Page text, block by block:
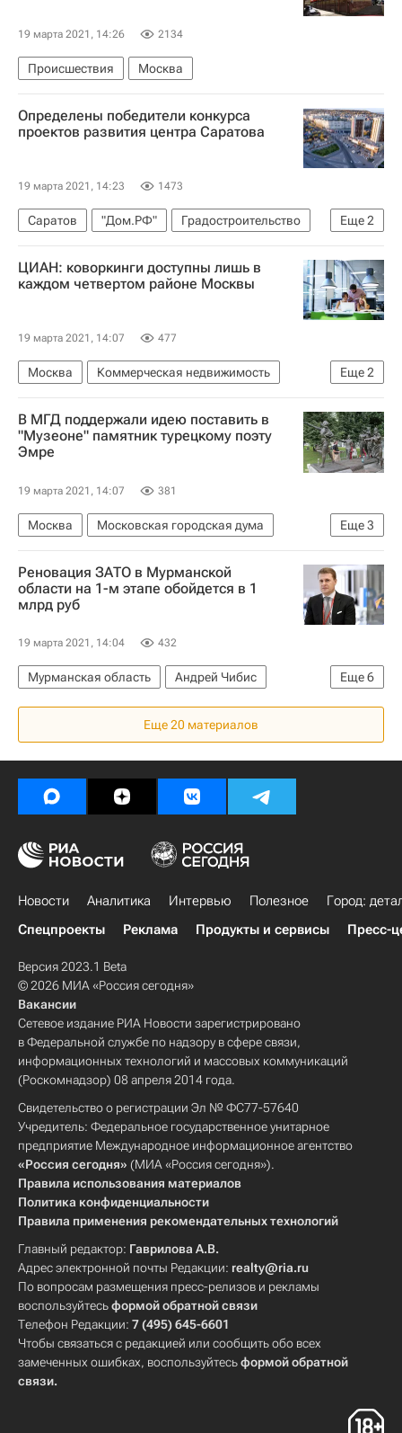
19 марта 2021, 14:26 2134
Происшествия Москва
Определены победители конкурса
проектов развития центра Саратова
19 марта 2021, 14:23 1473
Еще2
Саратов "Дом.РФ"
Градостроительство
Нидерланды
Городская среда
ЦИАН: коворкинги доступны лишь в
каждом четвертом районе Москвы
19 марта 2021, 14:07 477
Еще2
Москва
Коммерческая недвижимость
Циан Групп
Коворкинги
В МГД поддержали идею поставить в
"Музеоне" памятник турецкому поэту
Эмре
19 марта 2021, 14:07 381
Еще3
Москва
Московская городская дума
Музеон
Турция Памятники
Реновация ЗАТО в Мурманской
области на 1-м этапе обойдется в 1
млрд руб
19 марта 2021, 14:04 432
Еще6
Мурманская область
Андрей Чибис
Алексей Чекунков
Реновация
Оленегорск
Жилье Строительство
Еще 20 материалов
Новости Аналитика Интервью Полезное
Город:
Спецпроекты
Реклама Продукты и сервисы Пресс-
Версия 2023.1 Beta
© 2026 МИА «Россия сегодня»
Вакансии
Сетевое издание РИА Новости зарегистрировано
в Федеральной службе по надзору в сфере связи,
информационных технологий и массовых коммуникаций
(Роскомнадзор) 08 апреля 2014 года.
Свидетельство о регистрации Эл № ФС77-57640
Учредитель: Федеральное государственное унитарное
предприятие Международное информационное агентство
«Россия сегодня» (МИА «Россия сегодня»).
Правила использования материалов
Политика конфиденциальности
Правила применения рекомендательных технологий
Главный редактор: Гаврилова А.В.
Адрес электронной почты Редакции: realty@ria.ru
По вопросам размещения пресс-релизов и рекламы
воспользуйтесьформой обратной связи
Телефон Редакции: 7 (495) 645-6601
Чтобы связаться с редакцией или сообщить обо всех
замеченных ошибках, воспользуйтесьформой обратной
связи.